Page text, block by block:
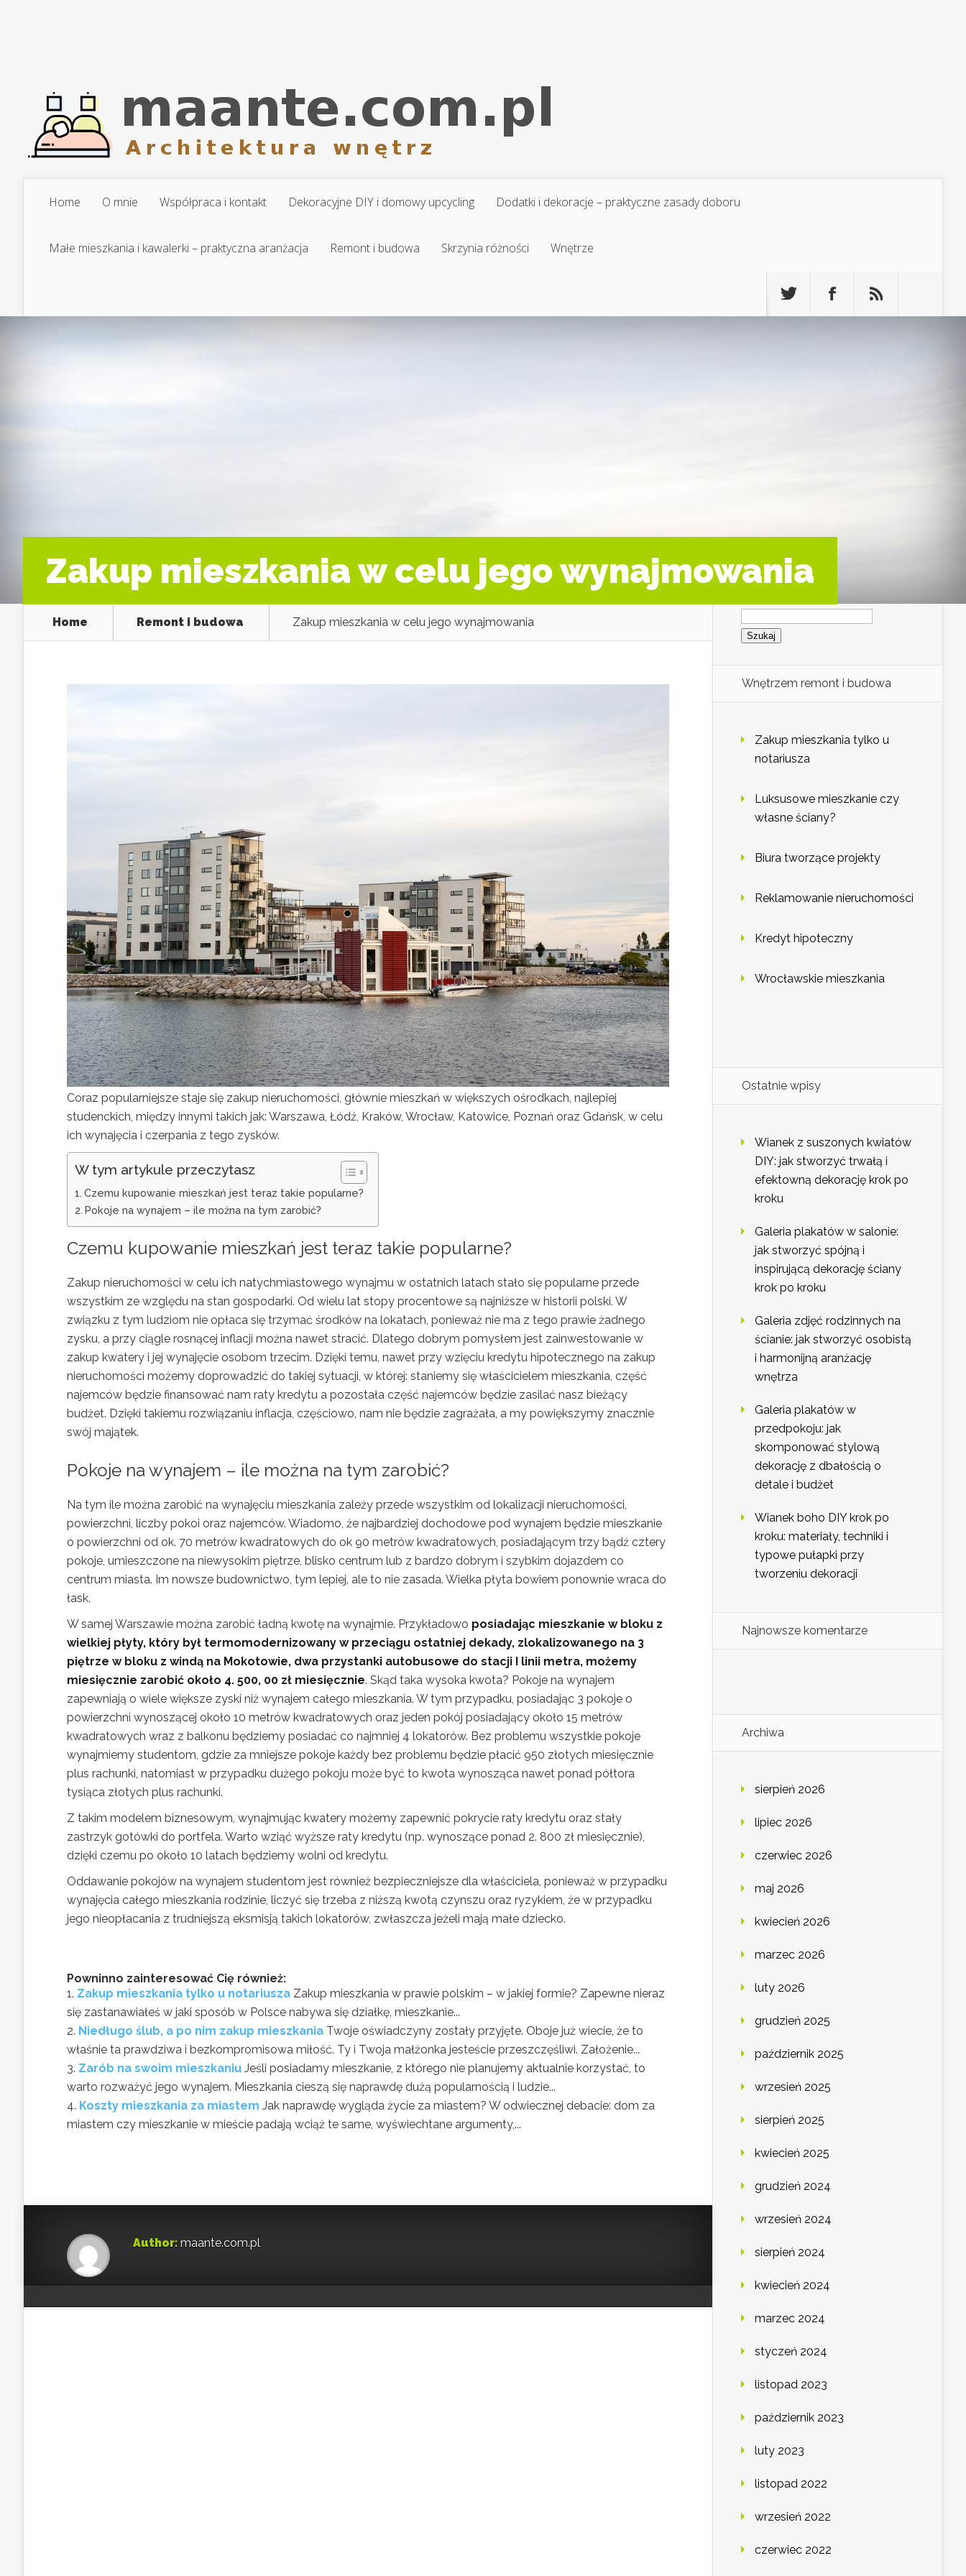
Home O mnie Współpraca i kontakt Dekoracyjne DIY i domowy upcycling Dodatki i dekoracje – praktyczne zasady doboru
Małe mieszkania i kawalerki – praktyczna aranżacja Remont i budowa Skrzynia różności Wnętrze
Zakup mieszkania w celu jego wynajmowania
Home Remont i budowa Zakup mieszkania w celu jego wynajmowania
Coraz popularniejsze staje się zakup nieruchomości, głównie mieszkań w większych ośrodkach, najlepiej
studenckich, między innymi takich jak: Warszawa, Łódź, Kraków, Wrocław, Katowice, Poznań oraz Gdańsk, w celu
ich wynajęcia i czerpania z tego zysków.
W tym artykule przeczytasz
Czemu kupowanie mieszkań jest teraz takie popularne?
Pokoje na wynajem – ile można na tym zarobić?
Czemu kupowanie mieszkań jest teraz takie popularne?
Zakup nieruchomości w celu ich natychmiastowego wynajmu w ostatnich latach stało się popularne przede
wszystkim ze względu na stan gospodarki. Od wielu lat stopy procentowe są najniższe w historii polski. W
związku z tym ludziom nie opłaca się trzymać środków na lokatach, ponieważ nie ma z tego prawie żadnego
zysku, a przy ciągle rosnącej inflacji można nawet stracić. Dlatego dobrym pomysłem jest zainwestowanie w
zakup kwatery i jej wynajęcie osobom trzecim. Dzięki temu, nawet przy wzięciu kredytu hipotecznego na zakup
nieruchomości możemy doprowadzić do takiej sytuacji, w której: staniemy się właścicielem mieszkania, część
najemców będzie finansować nam raty kredytu a pozostała część najemców będzie zasilać nasz bieżący
budżet. Dzięki takiemu rozwiązaniu inflacja, częściowo, nam nie będzie zagrażała, a my powiększymy znacznie
swój majątek.
Pokoje na wynajem – ile można na tym zarobić?
Na tym ile można zarobić na wynajęciu mieszkania zależy przede wszystkim od lokalizacji nieruchomości,
powierzchni, liczby pokoi oraz najemców. Wiadomo, że najbardziej dochodowe pod wynajem będzie mieszkanie
o powierzchni od ok. 70 metrów kwadratowych do ok 90 metrów kwadratowych, posiadającym trzy bądź cztery
pokoje, umieszczone na niewysokim piętrze, blisko centrum lub z bardzo dobrym i szybkim dojazdem co
centrum miasta. Im nowsze budownictwo, tym lepiej, ale to nie zasada. Wielka płyta bowiem ponownie wraca do
łask.
W samej Warszawie można zarobić ładną kwotę na wynajmie. Przykładowo posiadając mieszkanie w bloku z
wielkiej płyty, który był termomodernizowany w przeciągu ostatniej dekady, zlokalizowanego na 3
piętrze w bloku z windą na Mokotowie, dwa przystanki autobusowe do stacji I linii metra, możemy
miesięcznie zarobić około 4. 500, 00 zł miesięcznie. Skąd taka wysoka kwota? Pokoje na wynajem
zapewniają o wiele większe zyski niż wynajem całego mieszkania. W tym przypadku, posiadając 3 pokoje o
powierzchni wynoszącej około 10 metrów kwadratowych oraz jeden pokój posiadający około 15 metrów
kwadratowych wraz z balkonu będziemy posiadać co najmniej 4 lokatorów. Bez problemu wszystkie pokoje
wynajmiemy studentom, gdzie za mniejsze pokoje każdy bez problemu będzie płacić 950 złotych miesięcznie
plus rachunki, natomiast w przypadku dużego pokoju może być to kwota wynosząca nawet ponad półtora
tysiąca złotych plus rachunki.
Z takim modelem biznesowym, wynajmując kwatery możemy zapewnić pokrycie raty kredytu oraz stały
zastrzyk gotówki do portfela. Warto wziąć wyższe raty kredytu (np. wynoszące ponad 2. 800 zł miesięcznie),
dzięki czemu po około 10 latach będziemy wolni od kredytu.
Oddawanie pokojów na wynajem studentom jest również bezpieczniejsze dla właściciela, ponieważ w przypadku
wynajęcia całego mieszkania rodzinie, liczyć się trzeba z niższą kwotą czynszu oraz ryzykiem, że w przypadku
jego nieopłacania z trudniejszą eksmisją takich lokatorów, zwłaszcza jeżeli mają małe dziecko.
Powninno zainteresować Cię również:
Zakup mieszkania tylko u notariusza Zakup mieszkania w prawie polskim – w jakiej formie? Zapewne nieraz
się zastanawiałeś w jaki sposób w Polsce nabywa się działkę, mieszkanie...
Niedługo ślub, a po nim zakup mieszkania Twoje oświadczyny zostały przyjęte. Oboje już wiecie, że to
właśnie ta prawdziwa i bezkompromisowa miłość. Ty i Twoja małżonka jesteście przeszczęśliwi. Założenie...
Zarób na swoim mieszkaniu Jeśli posiadamy mieszkanie, z którego nie planujemy aktualnie korzystać, to
warto rozważyć jego wynajem. Mieszkania cieszą się naprawdę dużą popularnością i ludzie...
Koszty mieszkania za miastem Jak naprawdę wygląda życie za miastem? W odwiecznej debacie: dom za
miastem czy mieszkanie w mieście padają wciąż te same, wyświechtane argumenty,...
Author: maante.com.pl
Szukaj:
Wnętrzem remont i budowa
Zakup mieszkania tylko u
notariusza
Luksusowe mieszkanie czy
własne ściany?
Biura tworzące projekty
Reklamowanie nieruchomości
Kredyt hipoteczny
Wrocławskie mieszkania
Ostatnie wpisy
Wianek z suszonych kwiatów
DIY: jak stworzyć trwałą i
efektowną dekorację krok po
kroku
Galeria plakatów w salonie:
jak stworzyć spójną i
inspirującą dekorację ściany
krok po kroku
Galeria zdjęć rodzinnych na
ścianie: jak stworzyć osobistą
i harmonijną aranżację
wnętrza
Galeria plakatów w
przedpokoju: jak
skomponować stylową
dekorację z dbałością o
detale i budżet
Wianek boho DIY krok po
kroku: materiały, techniki i
typowe pułapki przy
tworzeniu dekoracji
Najnowsze komentarze
Archiwa
sierpień 2026
lipiec 2026
czerwiec 2026
maj 2026
kwiecień 2026
marzec 2026
luty 2026
grudzień 2025
październik 2025
wrzesień 2025
sierpień 2025
kwiecień 2025
grudzień 2024
wrzesień 2024
sierpień 2024
kwiecień 2024
marzec 2024
styczeń 2024
listopad 2023
październik 2023
luty 2023
listopad 2022
wrzesień 2022
czerwiec 2022